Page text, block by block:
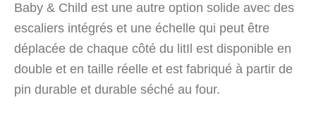
Baby & Child est une autre option solide avec des
escaliers intégrés et une échelle qui peut être
déplacée de chaque côté du litIl est disponible en
double et en taille réelle et est fabriqué à partir de
pin durable et durable séché au four.